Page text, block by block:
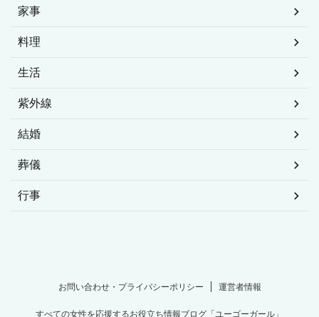
家事
料理
生活
紫外線
結婚
葬儀
行事
お問い合わせ・プライバシーポリシー 運営者情報
すべての女性を応援するお役立ち情報ブログ「ユーゴーガール」